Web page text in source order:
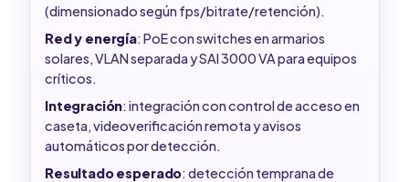
(dimensionado según fps/bitrate/retención).
Red y energía: PoE con switches en armarios
solares, VLAN separada y SAI 3000 VA para equipos
críticos.
Integración: integración con control de acceso en
caseta, videoverificación remota y avisos
automáticos por detección.
Resultado esperado: detección temprana de